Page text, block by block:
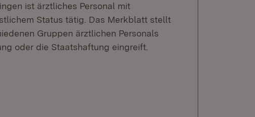
ist ärztliches Personal mit
Status tätig. Das Merkblatt stellt
Gruppen ärztlichen Personals
oder die Staatshaftung eingreift.